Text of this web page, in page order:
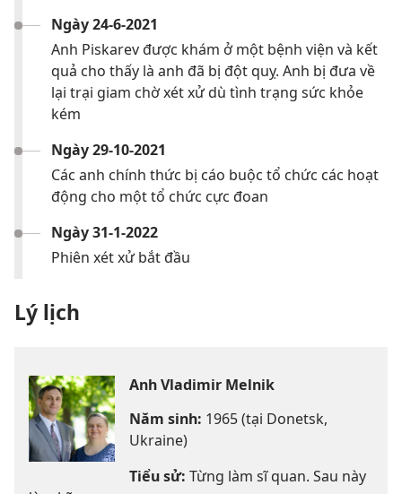
Ngày 24-6-2021
Anh Piskarev được khám ở một bệnh viện và kết
quả cho thấy là anh đã bị đột quỵ. Anh bị đưa về
lại trại giam chờ xét xử dù tình trạng sức khỏe
kém
Ngày 29-10-2021
Các anh chính thức bị cáo buộc tổ chức các hoạt
động cho một tổ chức cực đoan
Ngày 31-1-2022
Phiên xét xử bắt đầu
Lý lịch
Anh Vladimir Melnik
Năm sinh: 1965 (tại Donetsk,
Ukraine)
Tiểu sử: Từng làm sĩ quan. Sau này